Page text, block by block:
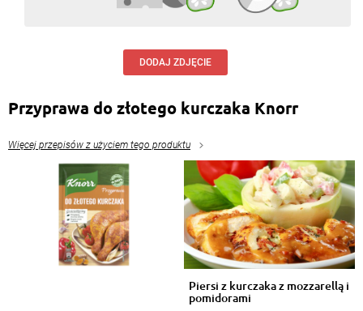
DODAJ ZDJĘCIE
Przyprawa do złotego kurczaka Knorr
Więcej przepisów z użyciem tego produktu
Piersi z kurczaka z mozzarellą i
pomidorami